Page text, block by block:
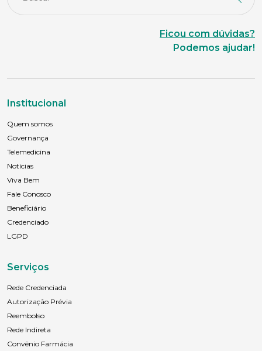
Ficou com dúvidas?
Podemos ajudar!
Institucional
Quem somos
Governança
Telemedicina
Notícias
Viva Bem
Fale Conosco
Beneficiário
Credenciado
LGPD
Serviços
Rede Credenciada
Autorização Prévia
Reembolso
Rede Indireta
Convênio Farmácia